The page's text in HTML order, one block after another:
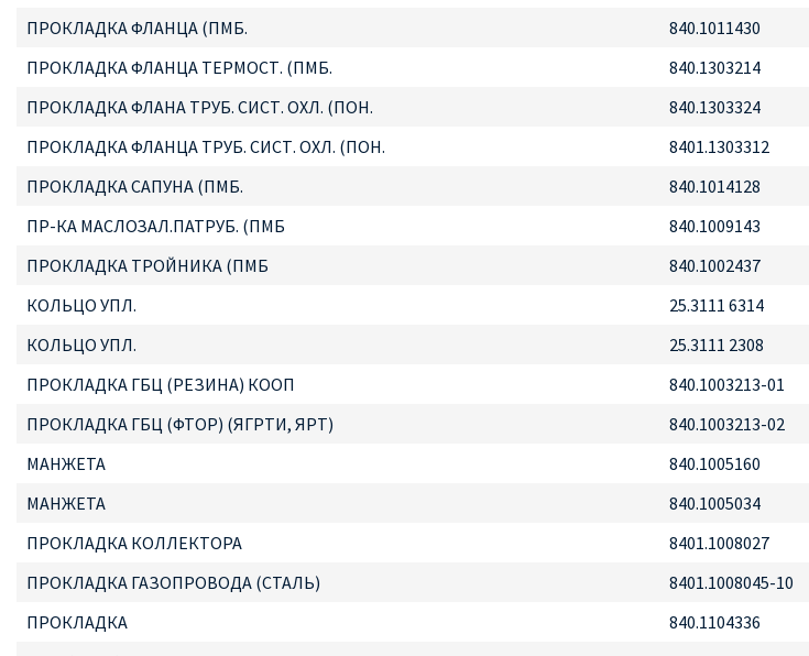
ПРОКЛАДКА ФЛАНЦА (ПМБ.
840.1011430
ПРОКЛАДКА ФЛАНЦА ТЕРМОСТ. (ПМБ.
840.1303214
ПРОКЛАДКА ФЛАНА ТРУБ. СИСТ. ОХЛ. (ПОН.
840.1303324
ПРОКЛАДКА ФЛАНЦА ТРУБ. СИСТ. ОХЛ. (ПОН.
8401.1303312
ПРОКЛАДКА САПУНА (ПМБ.
840.1014128
ПР-КА МАСЛОЗАЛ.ПАТРУБ. (ПМБ
840.1009143
ПРОКЛАДКА ТРОЙНИКА (ПМБ
840.1002437
КОЛЬЦО УПЛ.
25.3111 6314
КОЛЬЦО УПЛ.
25.3111 2308
ПРОКЛАДКА ГБЦ (РЕЗИНА) КООП
840.1003213-01
ПРОКЛАДКА ГБЦ (ФТОР) (ЯГРТИ, ЯРТ)
840.1003213-02
МАНЖЕТА
840.1005160
МАНЖЕТА
840.1005034
ПРОКЛАДКА КОЛЛЕКТОРА
8401.1008027
ПРОКЛАДКА ГАЗОПРОВОДА (СТАЛЬ)
8401.1008045-10
ПРОКЛАДКА
840.1104336